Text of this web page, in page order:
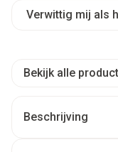
Verwittig mij als
Bekijk alle
Beschrijving